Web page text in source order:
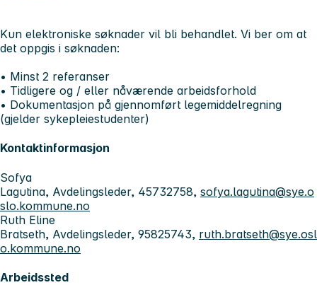
Kun elektroniske søknader vil bli behandlet. Vi ber om at
det oppgis i søknaden:
• Minst 2 referanser
• Tidligere og / eller nåværende arbeidsforhold
• Dokumentasjon på gjennomført legemiddelregning
(gjelder sykepleiestudenter)
Kontaktinformasjon
Sofya
Lagutina, Avdelingsleder, 45732758, sofya.lagutina@sye.o
slo.kommune.no
Ruth Eline
Bratseth, Avdelingsleder, 95825743, ruth.bratseth@sye.osl
o.kommune.no
Arbeidssted